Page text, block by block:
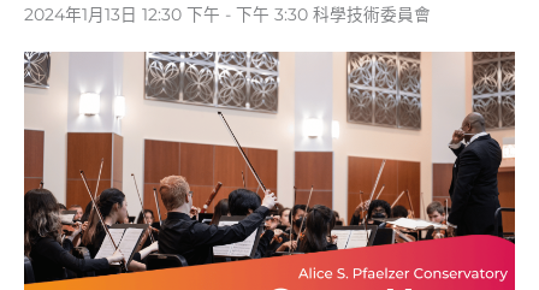
2024年1月13日 12:30 下午 - 下午 3:30 科學技術委員會